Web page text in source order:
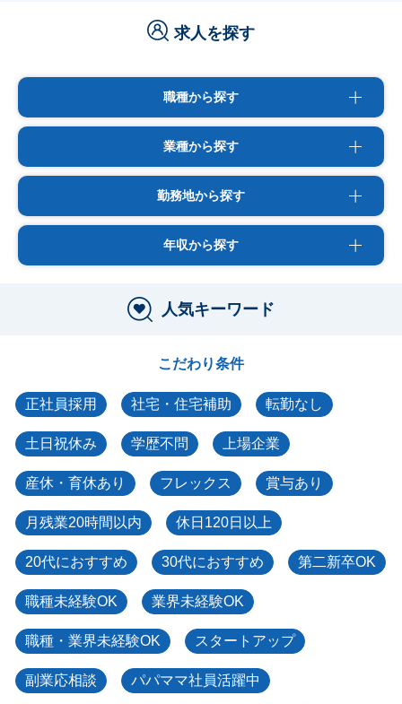
求人を探す
職種から探す
業種から探す
勤務地から探す
年収から探す
人気キーワード
こだわり条件
正社員採用 社宅・住宅補助 転勤なし
土日祝休み 学歴不問 上場企業
産休・育休あり フレックス 賞与あり
月残業20時間以内 休日120日以上
20代におすすめ 30代におすすめ 第二新卒OK
職種未経験OK 業界未経験OK
職種・業界未経験OK スタートアップ
副業応相談 パパママ社員活躍中